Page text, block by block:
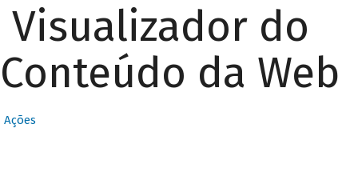
Visualizador do
Conteúdo da Web
Ações